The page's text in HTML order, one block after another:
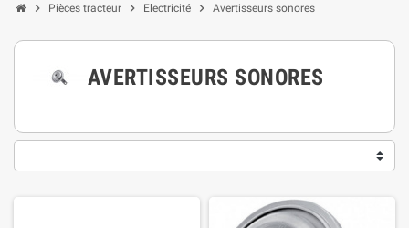
chevron_right Pièces tracteur chevron_right Electricité chevron_right Avertisseurs sonores
AVERTISSEURS SONORES